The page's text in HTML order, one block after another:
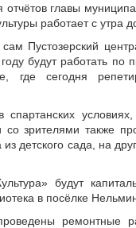
главы
работает с утра
Пустозерский
будут работать по
где сегодня
спартанских
зрителями также
детского сада, на
будут
в посёлке
ремонтные